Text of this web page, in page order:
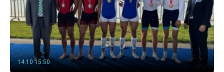
14.10 15:50